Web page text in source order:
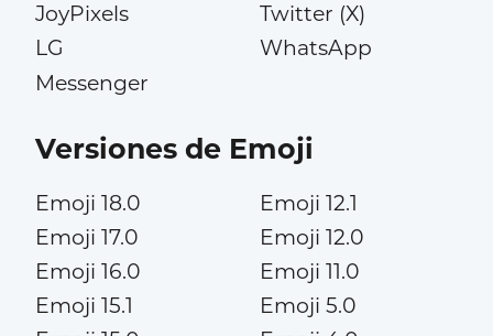
JoyPixels
LG
Messenger
Twitter (X)
WhatsApp
Versiones de Emoji
Emoji 18.0
Emoji 17.0
Emoji 16.0
Emoji 15.1
Emoji 12.1
Emoji 12.0
Emoji 11.0
Emoji 5.0